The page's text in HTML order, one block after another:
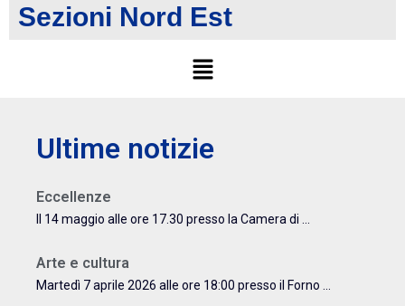
Sezioni Nord Est
Ultime notizie
Eccellenze
Il 14 maggio alle ore 17.30 presso la Camera di ...
Arte e cultura
Martedì 7 aprile 2026 alle ore 18:00 presso il Forno ...